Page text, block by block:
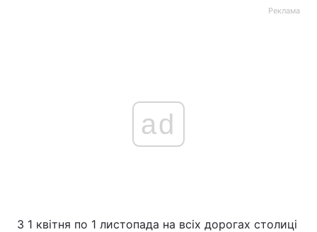
Реклама
ad
З 1 квітня по 1 листопада на всіх дорогах столиці